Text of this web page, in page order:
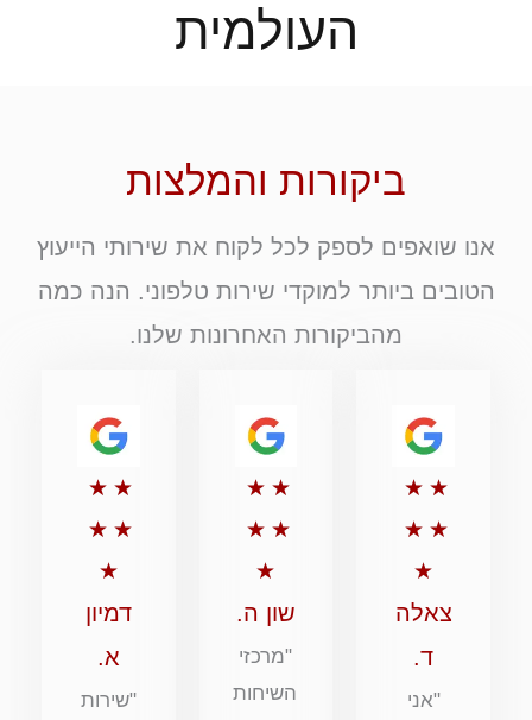
העולמית
ביקורות והמלצות
אנו שואפים לספק לכל לקוח את שירותי הייעוץ
הטובים ביותר למוקדי שירות טלפוני. הנה כמה
מהביקורות האחרונות שלנו.
★
★
★
★
★
דירוג
5
מתוך
5
צאלה
ד.
"אני
★
★
★
★
★
דירוג
5
מתוך
5
שון ה.
"מרכזי
השיחות
★
★
★
★
★
דירוג
5
5
דמיון
א.
"שירות